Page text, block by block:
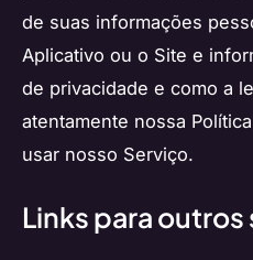
de suas informações
Aplicativo ou o Site e
de privacidade e como a
atentamente nossa
usar nosso Serviço.
Links para outros